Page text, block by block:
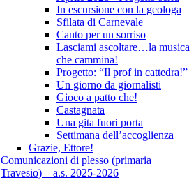
In escursione con la geologa
Sfilata di Carnevale
Canto per un sorriso
Lasciami ascoltare…la musica
che cammina!
Progetto: “Il prof in cattedra!”
Un giorno da giornalisti
Gioco a patto che!
Castagnata
Una gita fuori porta
Settimana dell’accoglienza
Grazie, Ettore!
Comunicazioni di plesso (primaria
Travesio) – a.s. 2025-2026